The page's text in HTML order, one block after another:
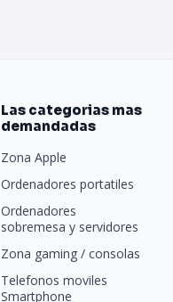
Las categorias mas
demandadas
Zona Apple
Ordenadores portatiles
Ordenadores
sobremesa y servidores
Zona gaming / consolas
Telefonos moviles
Smartphone